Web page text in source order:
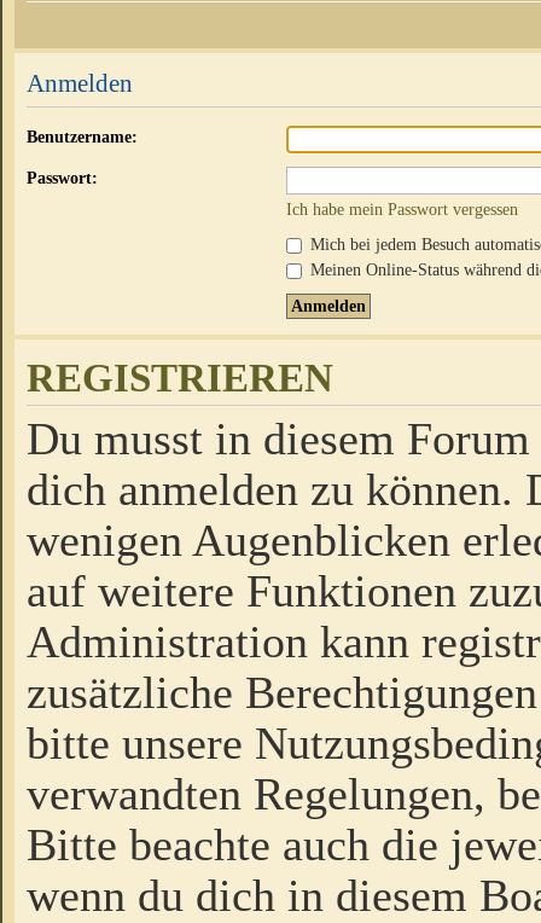
Anmelden
Benutzername:
Passwort:
Ich habe mein Passwort vergessen
Mich bei jedem Besuch
Meinen Online-Status während
REGISTRIEREN
Du musst in diesem
dich anmelden zu
wenigen Augenblicken
auf weitere Funktionen
Administration kann
zusätzliche
bitte unsere
verwandten Regelungen,
Bitte beachte auch die
wenn du dich in diesem